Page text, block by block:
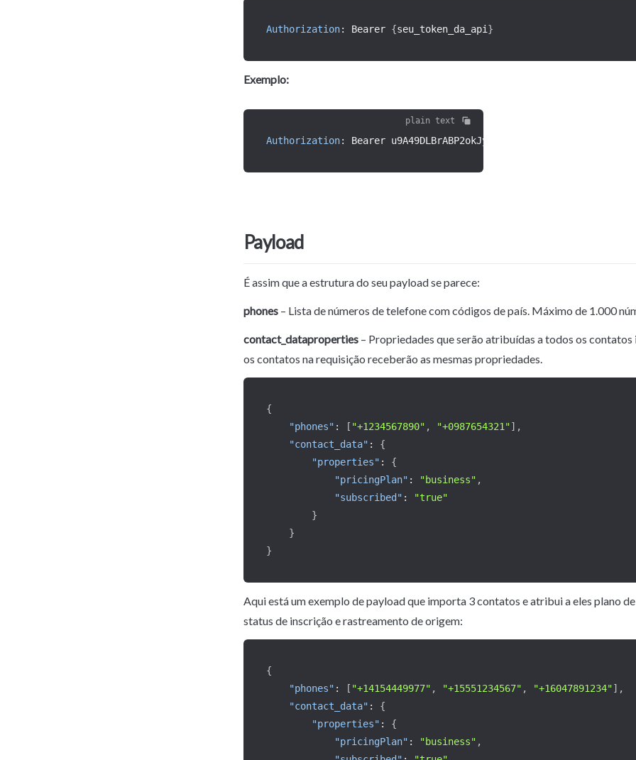
Authorization: Bearer {seu_token_da_api }
Exemplo:
plain text
Authorization: Bearer
Payload
É assim que a estrutura do seu payload se parece:
phones – Lista de números de telefone com códigos de país. Máximo de 1.000
contact_dataproperties – Propriedades que serão atribuídas a todos os
os contatos na requisição receberão as mesmas propriedades.
{
"phones" : [ "+1234567890" , "+0987654321"] ,
"contact_data" :
{
"properties" :
{
"pricingPlan" : "business" ,
"subscribed" :
"true"
}
}
}
Aqui está um exemplo de payload que importa 3 contatos e atribui a eles plano
status de inscrição e rastreamento de origem:
{
"phones" : [ "+14154449977" , "+15551234567" , "+16047891234"] ,
"contact_data" :
{
"properties" :
{
"pricingPlan" : "business" ,